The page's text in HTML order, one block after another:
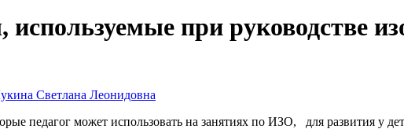
при руководстве
Светлана Леонидовна
педагог может использовать на занятиях по ИЗО, для развития у